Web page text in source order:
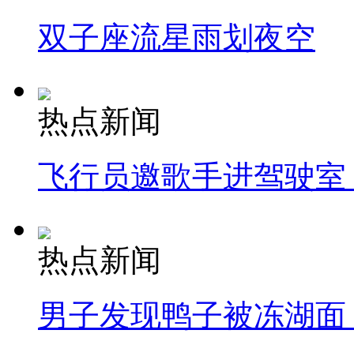
双子座流星雨划夜空
热点新闻
飞行员邀歌手进驾驶
热点新闻
男子发现鸭子被冻湖